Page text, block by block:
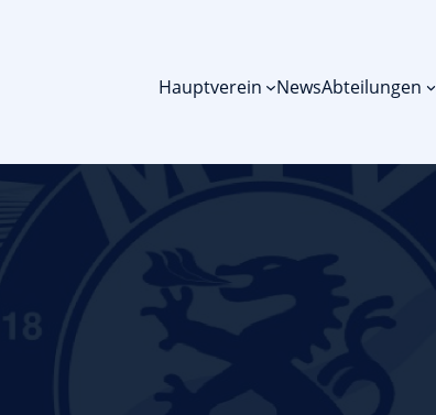
Hauptverein NewsAbteilungen